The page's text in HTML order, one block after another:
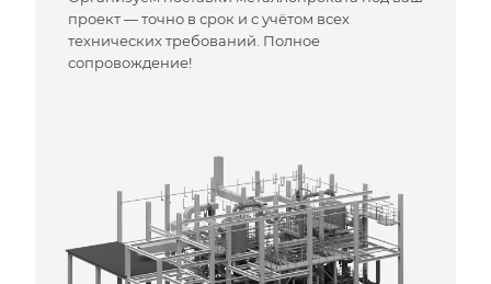
проект — точно в срок и с учётом всех
технических требований. Полное
сопровождение!